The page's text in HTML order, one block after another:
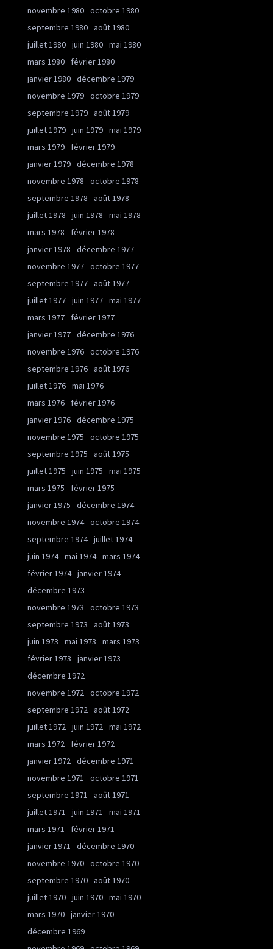
novembre 1980 octobre 1980
septembre 1980 août 1980
juillet 1980 juin 1980 mai 1980
mars 1980
février 1980
janvier 1980 décembre 1979
novembre 1979 octobre 1979
septembre 1979 août 1979
juillet 1979 juin 1979 mai 1979
mars 1979
février 1979
janvier 1979 décembre 1978
novembre 1978
octobre 1978
septembre 1978
août 1978
juillet 1978
juin 1978
mai 1978
mars 1978
février 1978
janvier 1978
décembre 1977
novembre 1977 octobre 1977
septembre 1977 août 1977
juillet 1977 juin 1977 mai 1977
mars 1977
février 1977
janvier 1977 décembre 1976
novembre 1976 octobre 1976
septembre 1976 août 1976
juillet 1976 mai 1976
mars 1976
février 1976
janvier 1976 décembre 1975
novembre 1975
octobre 1975
septembre 1975
août 1975
juillet 1975
juin 1975
mai 1975
mars 1975
février 1975
janvier 1975
décembre 1974
novembre 1974 octobre 1974
septembre 1974 juillet 1974
juin 1974 mai 1974 mars 1974
février 1974 janvier 1974
décembre 1973
novembre 1973
octobre 1973
septembre 1973
août 1973
juin 1973
mai 1973
mars 1973
février 1973
janvier 1973
décembre 1972
novembre 1972 octobre 1972
septembre 1972 août 1972
juillet 1972 juin 1972 mai 1972
mars 1972
février 1972
janvier 1972 décembre 1971
novembre 1971
octobre 1971
septembre 1971
août 1971
juillet 1971
juin 1971
mai 1971
mars 1971
février 1971
janvier 1971
décembre 1970
novembre 1970 octobre 1970
septembre 1970 août 1970
juillet 1970 juin 1970 mai 1970
mars 1970 janvier 1970
décembre 1969